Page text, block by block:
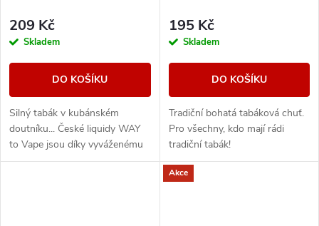
209 Kč
Skladem
DO KOŠÍKU
Silný tabák v kubánském
doutníku... České liquidy WAY
to Vape jsou díky vyváženému
poměru složek 50PG/50VG
195 Kč
Skladem
DO KOŠÍKU
Tradiční bohatá tabáková chuť.
Pro všechny, kdo mají rádi
tradiční tabák!
Akce